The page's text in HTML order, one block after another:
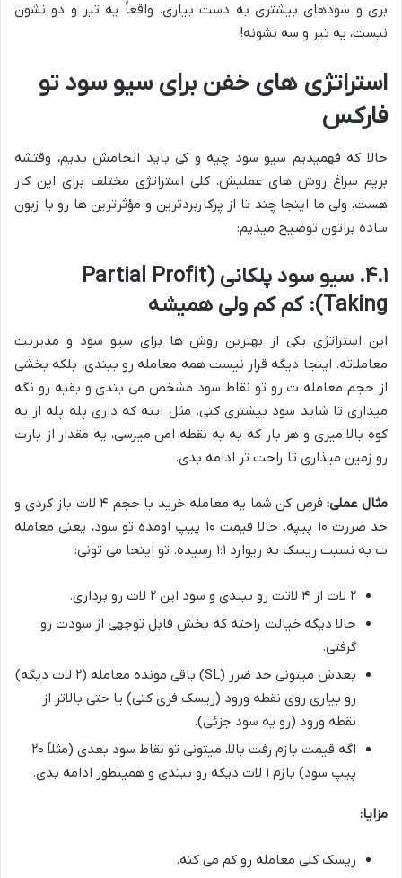
بری و سودهای بیشتری به دست بیاری. واقعاً یه تیر و دو نشون
نیست، یه تیر و سه نشونه!
استراتژی های خفن برای سیو سود تو
فارکس
حالا که فهمیدیم سیو سود چیه و کی باید انجامش بدیم، وقتشه
بریم سراغ روش های عملیش. کلی استراتژی مختلف برای این کار
هست، ولی ما اینجا چند تا از پرکاربردترین و مؤثرترین ها رو با زبون
ساده براتون توضیح میدیم:
۴.۱. سیو سود پلکانی (Partial Profit
Taking): کم کم ولی همیشه
این استراتژی یکی از بهترین روش ها برای سیو سود و مدیریت
معاملاته. اینجا دیگه قرار نیست همه معامله رو ببندی، بلکه بخشی
از حجم معامله ت رو تو نقاط سود مشخص می بندی و بقیه رو نگه
میداری تا شاید سود بیشتری کنی. مثل اینه که داری پله پله از یه
کوه بالا میری و هر بار که به یه نقطه امن میرسی، یه مقدار از بارت
رو زمین میذاری تا راحت تر ادامه بدی.
مثال عملی:
فرض کن شما یه معامله خرید با حجم ۴ لات باز کردی و
حد ضررت ۱۰ پیپه. حالا قیمت ۱۰ پیپ اومده تو سود، یعنی معامله
ت به نسبت ریسک به ریوارد ۱:۱ رسیده. تو اینجا می تونی:
۲ لات از ۴ لاتت رو ببندی و سود این ۲ لات رو برداری.
حالا دیگه خیالت راحته که بخش قابل توجهی از سودت رو
گرفتی.
بعدش میتونی حد ضرر (SL) باقی مونده معامله (۲ لات دیگه)
رو بیاری روی نقطه ورود (ریسک فری کنی) یا حتی بالاتر از
نقطه ورود (رو یه سود جزئی).
اگه قیمت بازم رفت بالا، میتونی تو نقاط سود بعدی (مثلاً ۲۰
پیپ سود) بازم ۱ لات دیگه رو ببندی و همینطور ادامه بدی.
مزایا:
ریسک کلی معامله رو کم می کنه.